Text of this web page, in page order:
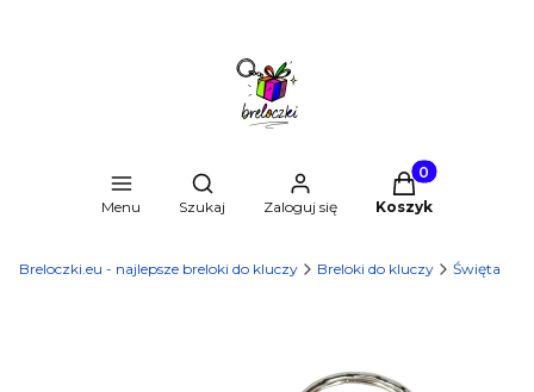
Menu
Otwórz wyszukiwarkę
Szukaj Zaloguj się
Produkty w
Koszyk
Breloczki.eu - najlepsze breloki do kluczy Breloki do kluczy Święta